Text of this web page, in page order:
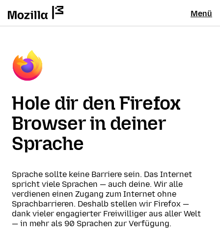
Menü
Hole dir den Firefox
Browser in deiner
Sprache
Sprache sollte keine Barriere sein. Das Internet
spricht viele Sprachen — auch deine. Wir alle
verdienen einen Zugang zum Internet ohne
Sprachbarrieren. Deshalb stellen wir Firefox —
dank vieler engagierter Freiwilliger aus aller Welt
— in mehr als 90 Sprachen zur Verfügung.